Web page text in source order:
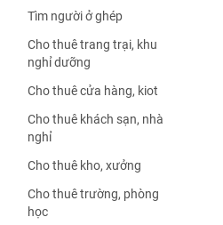
Tìm người ở ghép
Cho thuê trang trại, khu
nghỉ dưỡng
Cho thuê cửa hàng, kiot
Cho thuê khách sạn, nhà
nghỉ
Cho thuê kho, xưởng
Cho thuê trường, phòng
học